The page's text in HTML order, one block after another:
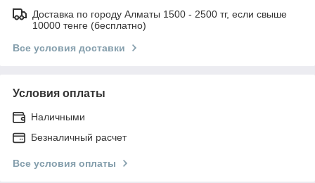
Доставка по городу Алматы 1500 - 2500 тг, если свыше
10000 тенге (бесплатно)
Все условия доставки
Условия оплаты
Наличными
Безналичный расчет
Все условия оплаты